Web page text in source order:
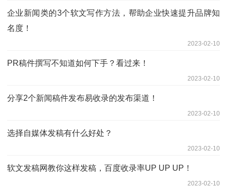
企业新闻类的3个软文写作方法，帮助企业快速提升品牌知
名度！
2023-02-10
PR稿件撰写不知道如何下手？看过来！
2023-02-10
分享2个新闻稿件发布易收录的发布渠道！
2023-02-10
选择自媒体发稿有什么好处？
2023-02-10
软文发稿网教你这样发稿，百度收录率UP UP UP！
2023-02-10